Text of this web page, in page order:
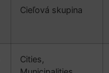
Cieľová skupina
Cities,